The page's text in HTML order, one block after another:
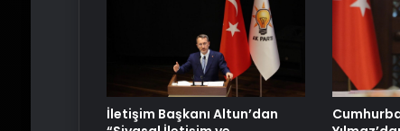
İletişim Başkanı Altun’dan